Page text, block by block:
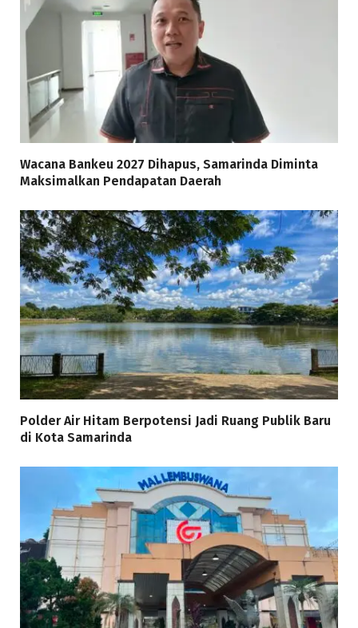
Wacana Bankeu 2027 Dihapus, Samarinda Diminta
Maksimalkan Pendapatan Daerah
Polder Air Hitam Berpotensi Jadi Ruang Publik Baru
di Kota Samarinda